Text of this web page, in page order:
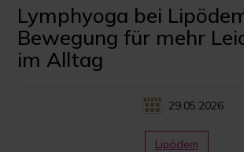
Lymphyoga bei
Bewegung für mehr
im Alltag
29.05.2026
Lipödem